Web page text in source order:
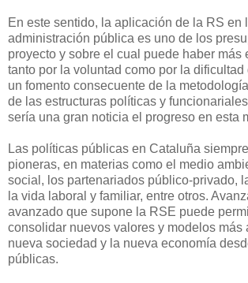
En este sentido, la aplicación de la RS en
administración pública es uno de los
proyecto y sobre el cual puede haber más
tanto por la voluntad como por la
un fomento consecuente de la
de las estructuras políticas y
sería una gran noticia el progreso en esta
Las políticas públicas en Cataluña
pioneras, en materias como el medio
social, los partenariados público-privado,
la vida laboral y familiar, entre otros.
avanzado que supone la RSE puede
consolidar nuevos valores y modelos más
nueva sociedad y la nueva economía
públicas.